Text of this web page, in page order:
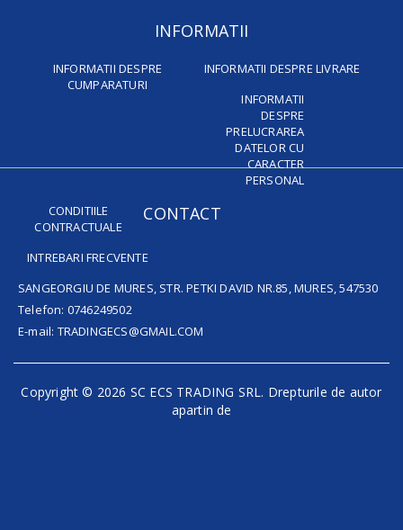
INFORMATII
INFORMATII DESPRE
CUMPARATURI
INFORMATII DESPRE LIVRARE
INFORMATII
DESPRE
PRELUCRAREA
DATELOR CU
CARACTER
PERSONAL
CONDITIILE
CONTRACTUALE
INTREBARI FRECVENTE
CONTACT
SANGEORGIU DE MURES, STR. PETKI DAVID NR.85, MURES, 547530
Telefon: 0746249502
E-mail: TRADINGECS@GMAIL.COM
Copyright © 2026 SC ECS TRADING SRL. Drepturile de autor
apartin de